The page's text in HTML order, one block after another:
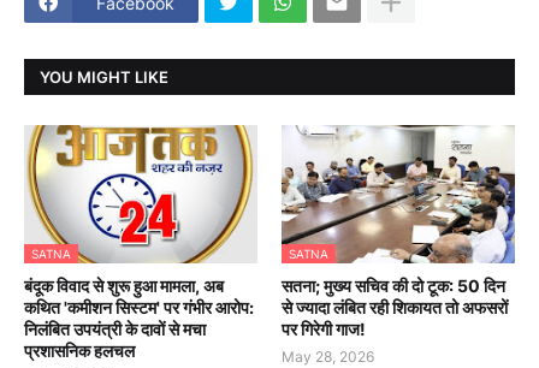
YOU MIGHT LIKE
SATNA
बंदूक विवाद से शुरू हुआ मामला, अब
कथित 'कमीशन सिस्टम' पर गंभीर आरोप:
निलंबित उपयंत्री के दावों से मचा
प्रशासनिक हलचल
SATNA
सतना; मुख्य सचिव की दो टूक: 50 दिन
से ज्यादा लंबित रही शिकायत तो अफसरों
पर गिरेगी गाज!
May 28, 2026